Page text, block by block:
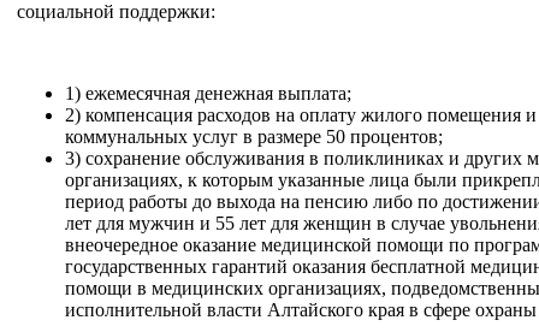
социальной поддержки:
1) ежемесячная денежная выплата;
2) компенсация расходов на оплату жилого помещения и
коммунальных услуг в размере 50 процентов;
3) сохранение обслуживания в поликлиниках и других
организациях, к которым указанные лица были
период работы до выхода на пенсию либо по
лет для мужчин и 55 лет для женщин в случае
внеочередное оказание медицинской помощи по
государственных гарантий оказания бесплатной
помощи в медицинских организациях,
исполнительной власти Алтайского края в сфере охраны